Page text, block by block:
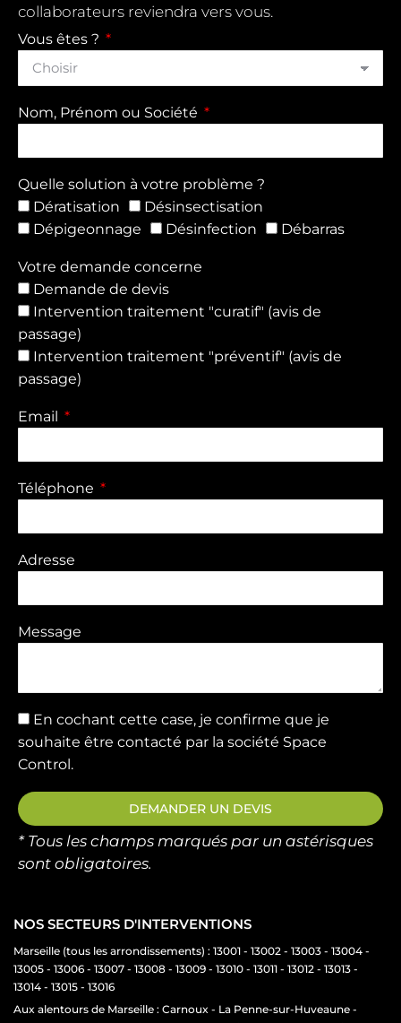
collaborateurs reviendra vers vous.
Vous êtes ?
Nom, Prénom ou Société
Quelle solution à votre problème ?
Dératisation
Désinsectisation
Dépigeonnage
Désinfection Débarras
Votre demande concerne
Demande de devis
Intervention traitement "curatif" (avis de
passage)
Intervention traitement "préventif" (avis de
passage)
Email
Téléphone
Adresse
Message
En cochant cette case, je confirme que je
souhaite être contacté par la société Space
Control.
DEMANDER UN DEVIS
* Tous les champs marqués par un astérisques
sont obligatoires.
NOS SECTEURS D'INTERVENTIONS
Marseille (tous les arrondissements) : 13001 - 13002 - 13003 - 13004 -
13005 - 13006 - 13007 - 13008 - 13009 - 13010 - 13011 - 13012 - 13013 -
13014 - 13015 - 13016
Aux alentours de Marseille : Carnoux - La Penne-sur-Huveaune -